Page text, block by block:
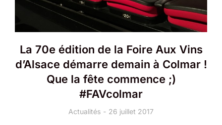
La 70e édition de la Foire Aux Vins
d’Alsace démarre demain à Colmar !
Que la fête commence ;)
#FAVcolmar
Actualités 26 juillet 2017